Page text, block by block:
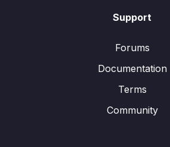
Support
Forums
Documentation
Terms
Community